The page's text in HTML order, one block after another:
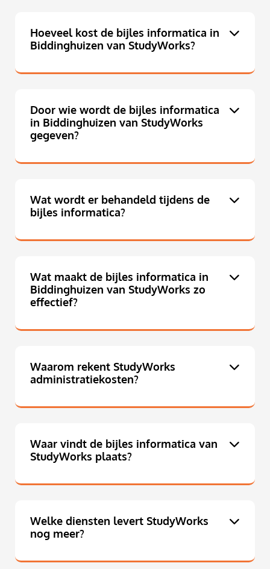
Hoeveel kost de bijles informatica in
Biddinghuizen van StudyWorks?
Door wie wordt de bijles informatica
in Biddinghuizen van StudyWorks
gegeven?
Wat wordt er behandeld tijdens de
bijles informatica?
Wat maakt de bijles informatica in
Biddinghuizen van StudyWorks zo
effectief?
Waarom rekent StudyWorks
administratiekosten?
Waar vindt de bijles informatica van
StudyWorks plaats?
Welke diensten levert StudyWorks
nog meer?